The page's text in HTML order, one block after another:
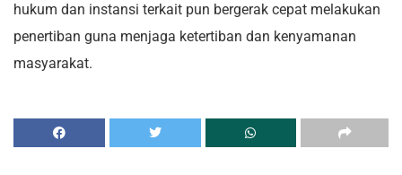
hukum dan instansi terkait pun bergerak cepat melakukan
penertiban guna menjaga ketertiban dan kenyamanan
masyarakat.